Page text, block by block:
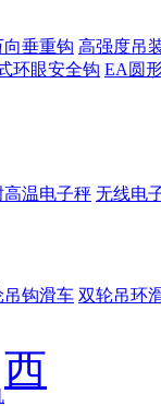
向垂重钩 高强度吊
环眼安全钩 EA圆
高温电子秤 无线电
吊钩滑车 双轮吊环
西